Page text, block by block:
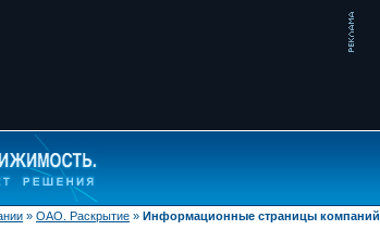
» ОАО. Раскрытие » Информационные страницы компаний